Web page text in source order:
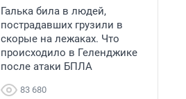
Галька била в людей,
пострадавших грузили в
скорые на лежаках. Что
происходило в Геленджике
после атаки БПЛА
83 680